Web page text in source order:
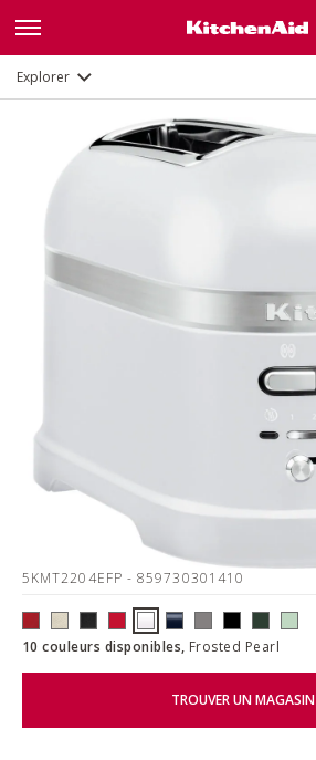
Explorer
5KMT2204EFP - 859730301410
10 couleurs disponibles, Frosted Pearl
TROUVER UN MAGASIN